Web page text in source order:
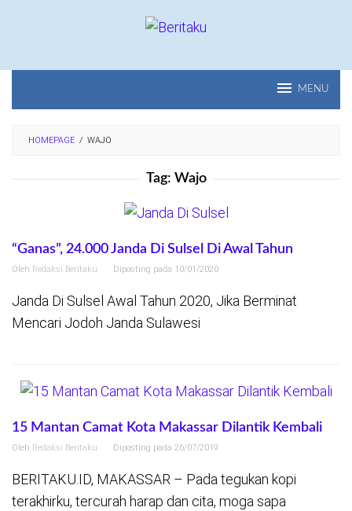
MENU
HOMEPAGE / WAJO
Tag: Wajo
“Ganas”, 24.000 Janda Di Sulsel Di Awal Tahun
Oleh Redaksi Beritaku Diposting pada 10/01/2020
Janda Di Sulsel Awal Tahun 2020, Jika Berminat
Mencari Jodoh Janda Sulawesi
15 Mantan Camat Kota Makassar Dilantik Kembali
Oleh Redaksi Beritaku Diposting pada 26/07/2019
BERITAKU.ID, MAKASSAR – Pada tegukan kopi
terakhirku, tercurah harap dan cita, moga sapa